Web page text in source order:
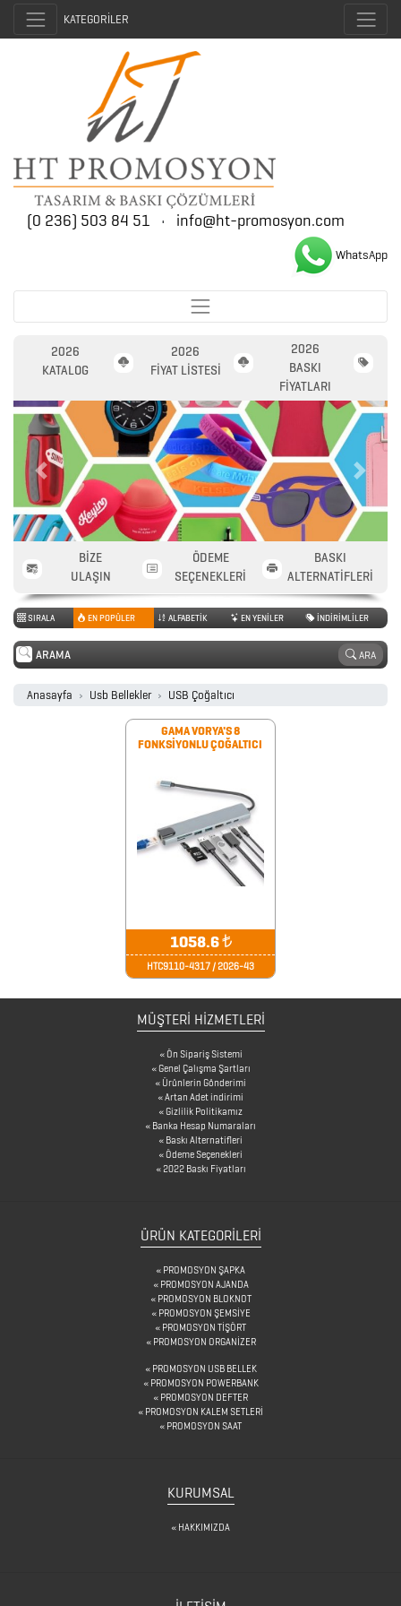
PROMOSYON
AJANDA
2026
PROMOSYON
TAKVİM
ANAHTARLIK
ARABA
AKSESUARLARI
KATEGORİLER
(0 236) 503 84 51 • info@ht-promosyon.com
WhatsApp
2026
KATALOG
2026
FİYAT LİSTESİ
2026
BASKI
FİYATLARI
Previous Next
BİZE
ULAŞIN
ÖDEME
SEÇENEKLERİ
BASKI
ALTERNATİFLERİ
SIRALA EN POPÜLER ALFABETİK EN YENİLER İNDİRİMLİLER
ARA
Anasayfa Usb Bellekler USB Çoğaltıcı
GAMA VORYA'S 8
FONKSİYONLU ÇOĞALTICI
1058.6₺
HTC9110-4317 / 2026-43
MÜŞTERİ HİZMETLERİ
Ön Sipariş Sistemi
Genel Çalışma Şartları
Ürünlerin Gönderimi
Artan Adet indirimi
Gizlilik Politikamız
Banka Hesap Numaraları
Baskı Alternatifleri
Ödeme Seçenekleri
2022 Baskı Fiyatları
ÜRÜN KATEGORILERI
PROMOSYON ŞAPKA
PROMOSYON AJANDA
PROMOSYON BLOKNOT
PROMOSYON ŞEMSİYE
PROMOSYON TİŞÖRT
PROMOSYON ORGANİZER
PROMOSYON USB BELLEK
PROMOSYON POWERBANK
PROMOSYON DEFTER
PROMOSYON KALEM SETLERİ
PROMOSYON SAAT
KURUMSAL
HAKKIMIZDA